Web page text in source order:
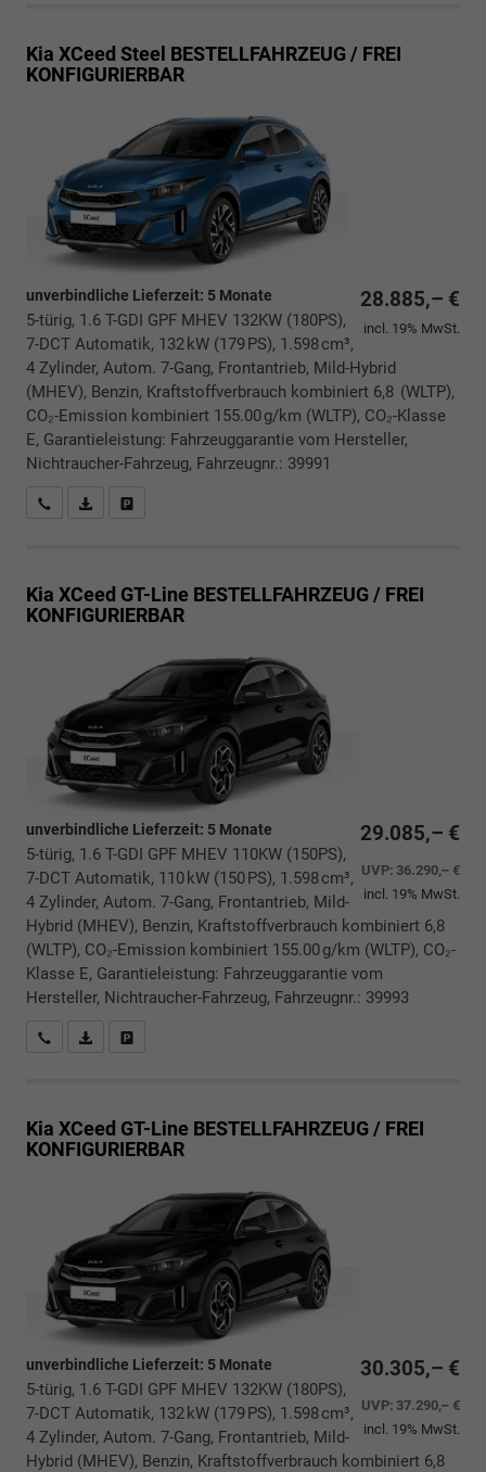
Kia XCeed Steel BESTELLFAHRZEUG / FREI
KONFIGURIERBAR
28.885,– €
incl. 19% MwSt.
unverbindliche Lieferzeit: 5 Monate
5-türig, 1.6 T-GDI GPF MHEV 132KW (180PS),
7-DCT Automatik, 132 kW (179 PS), 1.598 cm³,
4 Zylinder, Autom. 7-Gang, Frontantrieb, Mild-Hybrid
(MHEV), Benzin, Kraftstoffverbrauch kombiniert 6,8 (WLTP),
CO₂-Emission kombiniert 155.00 g/km (WLTP), CO₂-Klasse
E, Garantieleistung: Fahrzeuggarantie vom Hersteller,
Nichtraucher-Fahrzeug, Fahrzeugnr.: 39991
Rückrufbitte absenden
PDF-Datei, Fahrzeugexposé drucken
Kia XCeed GT-Line BESTELLFAHRZEUG / FREI
KONFIGURIERBAR
29.085,– €
UVP: 36.290,– €
incl. 19% MwSt.
unverbindliche Lieferzeit: 5 Monate
5-türig, 1.6 T-GDI GPF MHEV 110KW (150PS),
7-DCT Automatik, 110 kW (150 PS), 1.598 cm³,
4 Zylinder, Autom. 7-Gang, Frontantrieb, Mild-
Hybrid (MHEV), Benzin, Kraftstoffverbrauch kombiniert 6,8
(WLTP), CO₂-Emission kombiniert 155.00 g/km (WLTP), CO₂-
Klasse E, Garantieleistung: Fahrzeuggarantie vom
Hersteller, Nichtraucher-Fahrzeug, Fahrzeugnr.: 39993
Rückrufbitte absenden
PDF-Datei, Fahrzeugexposé drucken
Kia XCeed GT-Line BESTELLFAHRZEUG / FREI
KONFIGURIERBAR
30.305,– €
UVP: 37.290,– €
incl. 19% MwSt.
unverbindliche Lieferzeit: 5 Monate
5-türig, 1.6 T-GDI GPF MHEV 132KW (180PS),
7-DCT Automatik, 132 kW (179 PS), 1.598 cm³,
4 Zylinder, Autom. 7-Gang, Frontantrieb, Mild-
Hybrid (MHEV), Benzin, Kraftstoffverbrauch kombiniert 6,8